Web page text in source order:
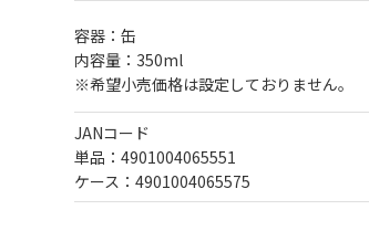
容器：缶
内容量：350ml
※希望小売価格は設定しておりません。
JANコード
単品：4901004065551
ケース：4901004065575